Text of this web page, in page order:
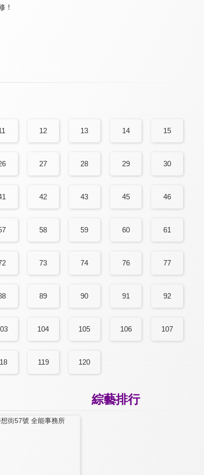
！
12 13 14 15
27 28 29 30
42 43 45 46
58 59 60 61
73 74 76 77
89 90 91 92
104 105 106 107
119 120
綜藝排行